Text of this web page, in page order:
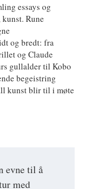
evne til å
med
essays og
Rune
og bredt: fra
og Claude
gullalder til Kobo
begeistring
kunst blir til i møte